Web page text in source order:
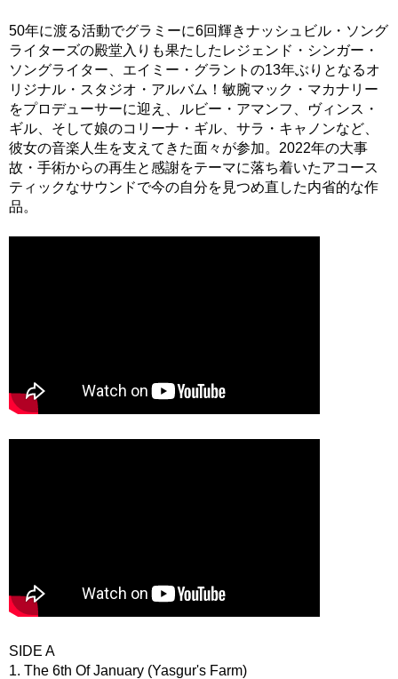
50年に渡る活動でグラミーに6回輝きナッシュビル・ソング
ライターズの殿堂入りも果たしたレジェンド・シンガー・
ソングライター、エイミー・グラントの13年ぶりとなるオ
リジナル・スタジオ・アルバム！敏腕マック・マカナリー
をプロデューサーに迎え、ルビー・アマンフ、ヴィンス・
ギル、そして娘のコリーナ・ギル、サラ・キャノンなど、
彼女の音楽人生を支えてきた面々が参加。2022年の大事
故・手術からの再生と感謝をテーマに落ち着いたアコース
ティックなサウンドで今の自分を見つめ直した内省的な作
品。
SIDE A
1. The 6th Of January (Yasgur's Farm)